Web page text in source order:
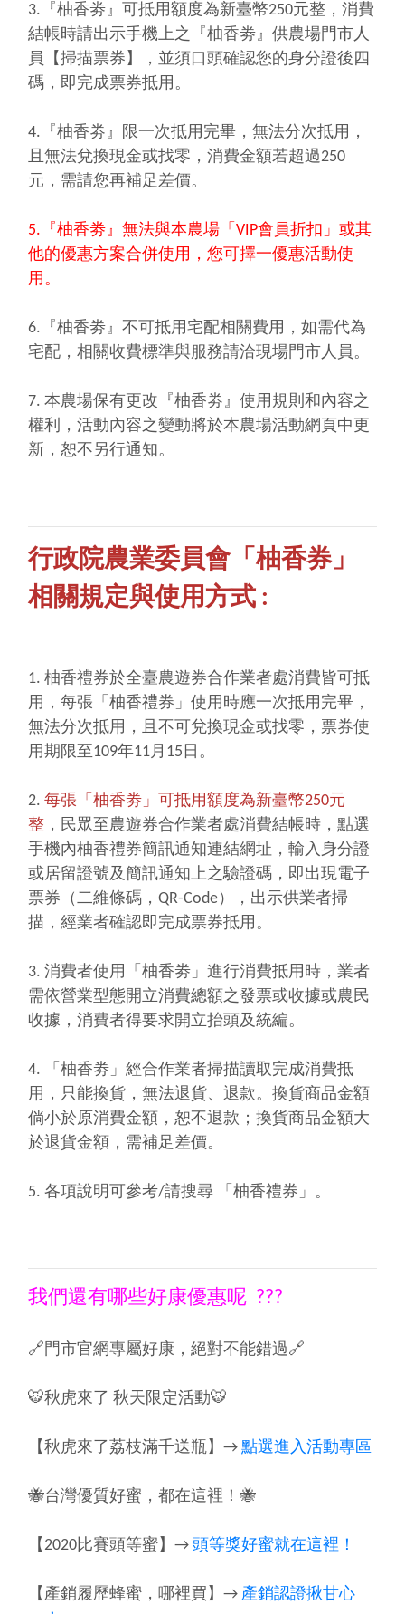
3.『柚香劵』可抵用額度為新臺幣250元整，消費
結帳時請出示手機上之『柚香劵』供農場門市人
員【掃描票券】，並須口頭確認您的身分證後四
碼，即完成票券抵用。
4.『柚香劵』限一次抵用完畢，無法分次抵用，
且無法兌換現金或找零，消費金額若超過250
元，需請您再補足差價。
5.『柚香劵』無法與本農場「VIP會員折扣」或其
他的優惠方案合併使用，您可擇一優惠活動使
用。
6.『柚香劵』不可抵用宅配相關費用，如需代為
宅配，相關收費標準與服務請洽現場門市人員。
7. 本農場保有更改『柚香劵』使用規則和內容之
權利，活動內容之變動將於本農場活動網頁中更
新，恕不另行通知。
行政院農業委員會「柚香券」
相關規定與使用方式 :
1. 柚香禮券於全臺農遊券合作業者處消費皆可抵
用，每張「柚香禮券」使用時應一次抵用完畢，
無法分次抵用，且不可兌換現金或找零，票券使
用期限至109年11月15日。
2. 每張「柚香劵」可抵用額度為新臺幣250元
整 ，民眾至農遊券合作業者處消費結帳時，點選
手機內柚香禮券簡訊通知連結網址，輸入身分證
或居留證號及簡訊通知上之驗證碼，即出現電子
票券（二維條碼，QR-Code），出示供業者掃
描，經業者確認即完成票券抵用。
3. 消費者使用「柚香劵」進行消費抵用時，業者
需依營業型態開立消費總額之發票或收據或農民
收據，消費者得要求開立抬頭及統編。
4. 「柚香劵」經合作業者掃描讀取完成消費抵
用，只能換貨，無法退貨、退款。換貨商品金額
倘小於原消費金額，恕不退款；換貨商品金額大
於退貨金額，需補足差價。
5. 各項說明可參考/請搜尋 「柚香禮券」。
我們還有哪些好康優惠呢 ???
🔗門市官網專屬好康，絕對不能錯過🔗
🐯秋虎來了 秋天限定活動🐯
【秋虎來了荔枝滿千送瓶】→ 點選進入活動專區
🐝台灣優質好蜜，都在這裡！🐝
【2020比賽頭等蜜】→ 頭等獎好蜜就在這裡！
【產銷履歷蜂蜜，哪裡買】→ 產銷認證揪甘心